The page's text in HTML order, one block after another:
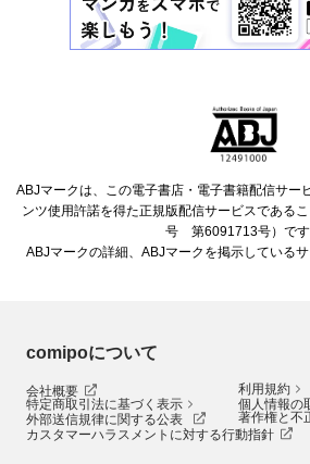
ABJマークは、この電子書店・電子書籍配信サー
ンツ使用許諾を得た正規版配信サービスである
号 第6091713号）です
ABJマークの詳細、ABJマークを掲示している
comipoについて
会社概要
利用規約
特定商取引法に基づく表示
個人情報の
外部送信規律に関する公表
著作権と不
カスタマーハラスメントに対する行動指針